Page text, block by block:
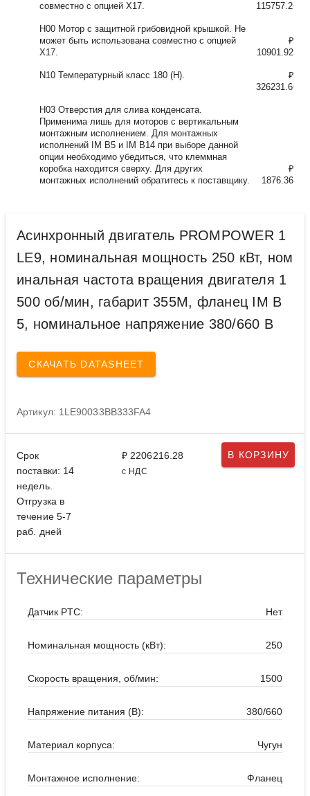
совместно с опцией X17.
115757.26
H00 Мотор с защитной грибовидной крышкой. Не
может быть использована совместно с опцией
X17.
₽
10901.92
N10 Температурный класс 180 (H).
₽
326231.66
H03 Отверстия для слива конденсата.
Применима лишь для моторов с вертикальным
монтажным исполнением. Для монтажных
исполнений IM B5 и IM B14 при выборе данной
опции необходимо убедиться, что клеммная
коробка находится сверху. Для других
монтажных исполнений обратитесь к поставщику.
₽
1876.36
Асинхронный двигатель PROMPOWER 1
LE9, номинальная мощность 250 кВт, ном
инальная частота вращения двигателя 1
500 об/мин, габарит 355M, фланец IM B
5, номинальное напряжение 380/660 В
СКАЧАТЬ DATASHEET
Артикул: 1LE90033BB333FA4
Срок
поставки: 14
недель.
Отгрузка в
течение 5-7
раб. дней
₽ 2206216.28
с НДС
В КОРЗИНУ
Технические параметры
Датчик PTC: Нет
Номинальная мощность (кВт): 250
Скорость вращения, об/мин: 1500
Напряжение питания (В): 380/660
Материал корпуса: Чугун
Монтажное исполнение: Фланец